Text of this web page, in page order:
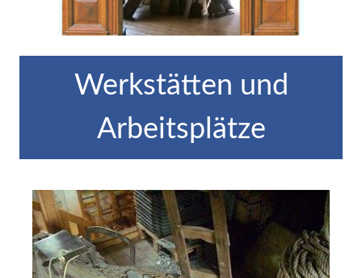
Werkstätten und
Arbeitsplätze